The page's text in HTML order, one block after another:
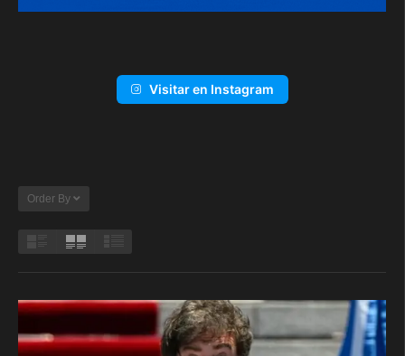
Visitar en Instagram
Order By